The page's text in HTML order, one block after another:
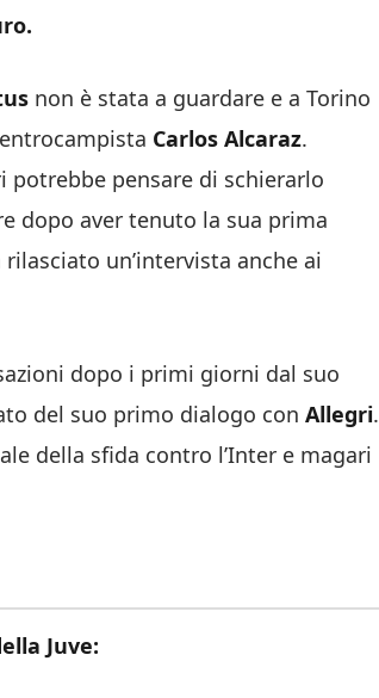
non è stata a guardare e a Torino
Carlos Alcaraz.
pensare di schierarlo
dopo aver tenuto la sua prima
un’intervista anche ai
dopo i primi giorni dal suo
del suo primo dialogo con Allegri.
della sfida contro l’Inter e magari
Juve: